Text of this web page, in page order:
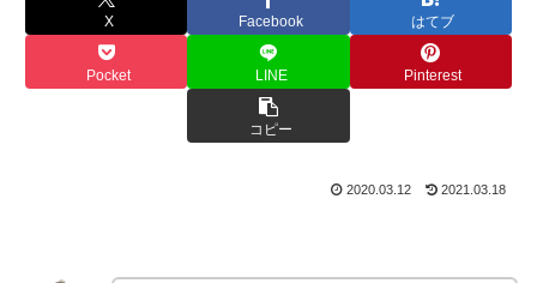
X Facebook はてブ
Pocket LINE Pinterest
コピー
2020.03.12 2021.03.18